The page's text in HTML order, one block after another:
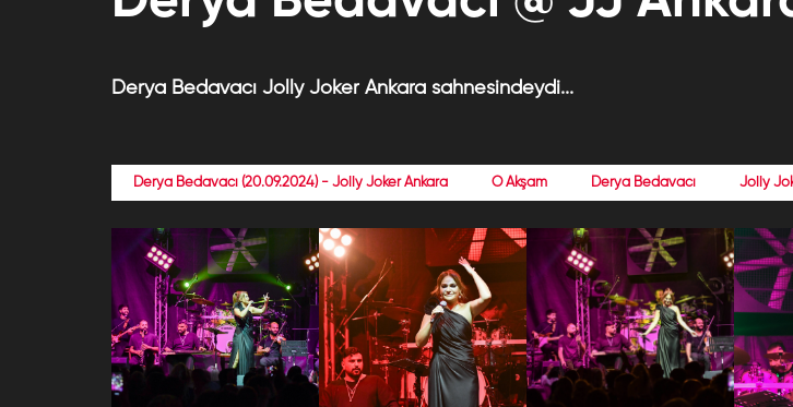
Derya Bedavacı Jolly Joker Ankara sahnesindeydi...
Derya Bedavacı (20.09.2024) - Jolly Joker Ankara O Akşam Derya Bedavacı Jolly